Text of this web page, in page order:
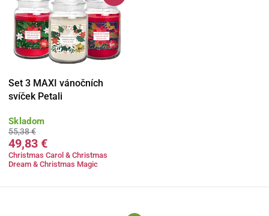
Set 3 MAXI vánočních
svíček Petali
Skladom
55,38 €
49,83 €
Christmas Carol & Christmas
Dream & Christmas Magic